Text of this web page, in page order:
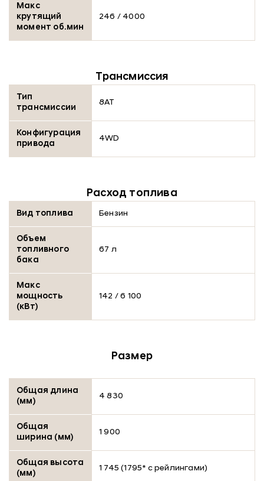
Макс
крутящий
момент об.мин
246 / 4000
Трансмиссия
Тип
трансмиссии
8AT
Конфигурация
привода
4WD
Расход топлива
Вид топлива Бензин
Объем
топливного
бака
67 л
Макс
мощность
(кВт)
142 / 6 100
Размер
Общая длина
(мм)
4 830
Общая
ширина (мм)
1 900
Общая высота
(мм)
1 745 (1795* с рейлингами)